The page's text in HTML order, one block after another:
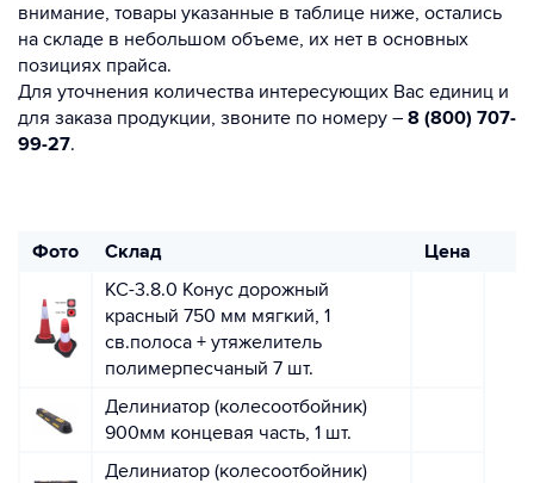
внимание, товары указанные в таблице ниже, остались
на складе в небольшом объеме, их нет в основных
позициях прайса.
Для уточнения количества интересующих Вас единиц и
для заказа продукции, звоните по номеру – 8 (800) 707-
99-27.
Фото Склад
Цена
КС-3.8.0 Конус дорожный
красный 750 мм мягкий, 1
св.полоса + утяжелитель
полимерпесчаный 7 шт.
Делиниатор (колесоотбойник)
900мм концевая часть, 1 шт.
Делиниатор (колесоотбойник)